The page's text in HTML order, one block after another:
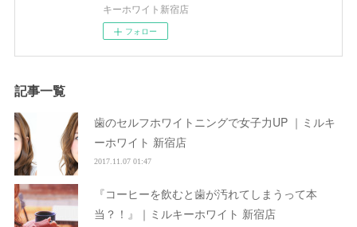
キーホワイト新宿店
フォロー
記事一覧
歯のセルフホワイトニングで女子力UP ｜ミルキ
ーホワイト 新宿店
2017.11.07 01:47
『コーヒーを飲むと歯が汚れてしまうって本
当？！』｜ミルキーホワイト 新宿店